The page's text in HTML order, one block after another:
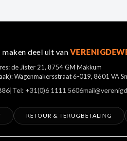
maken deel uit van
de Jister 21, 8754 GM Makkum
Wagenmakersstraat 6-019, 8601 VA
|Tel: +31(0)6 1111 5606
RETOUR & TERUGBETALING